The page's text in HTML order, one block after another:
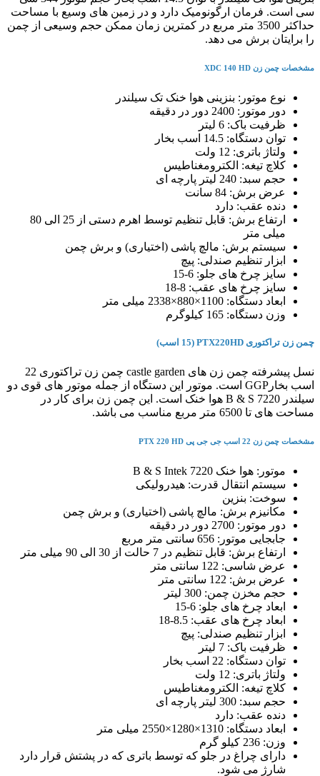
سی است. فرمان ارگونومیک دارد و در زمین های وسیع با مساحت
حداکثر 3500 متر مربع در کمترین زمان ممکن حجم وسیعی از چمن
را برایتان برش می دهد.
مشخصات چمن زن XDC 140 HD
نوع موتور: بنزینی هوا خنک تک سیلندر
دور موتور: 2400 دور در دقیقه
ظرفیت باک: 6 لیتر
توان دستگاه: 14.5 اسب بخار
ولتاژ باتری: 12 ولت
کلاچ تیغه: الکترومغناطیس
حجم سبد: 240 لیتر پارچه ای
عرض برش: 84 سانت
دنده عقب: دارد
ارتفاع برش: قابل تنظیم توسط اهرم دستی از 25 الی 80
میلی متر
سیستم برش: مالچ پاشی (اختیاری) و برش چمن
ابزار تنظیم صندلی: پیچ
سایز چرخ های جلو: 6-15
سایز چرخ های عقب: 8-18
ابعاد دستگاه: 1100×880×2338 میلی متر
وزن دستگاه: 165 کیلوگرم
چمن زن تراکتوری PTX220HD (15 اسب)
نسل پیشرفته چمن زن های castle garden چمن زن تراکتوری 22
اسب بخارGGP است. موتور این دستگاه از جمله موتور های قوی دو
سیلندر B & S 7220 هوا خنک است. این چمن زن برای کار در
مساحت های تا 6500 متر مربع مناسب می باشد.
مشخصات چمن زن 22 اسب جی جی پی PTX 220 HD
موتور: هوا خنک B & S Intek 7220
سیستم انتقال قدرت: هیدرولیکی
سوخت: بنزین
مکانیزم برش: مالچ پاشی (اختیاری) و برش چمن
دور موتور: 2700 دور در دقیقه
جابجایی موتور: 656 سانتی متر مربع
ارتفاع برش: قابل تنظیم در 7 حالت از 30 الی 90 میلی متر
عرض شاسی: 122 سانتی متر
عرض برش: 122 سانتی متر
حجم مخزن چمن: 300 لیتر
ابعاد چرخ های جلو: 6-15
ابعاد چرخ های عقب: 8.5-18
ابزار تنظیم صندلی: پیچ
ظرفیت باک: 7 لیتر
توان دستگاه: 22 اسب بخار
ولتاژ باتری: 12 ولت
کلاچ تیغه: الکترومغناطیس
حجم سبد: 300 لیتر پارچه ای
دنده عقب: دارد
ابعاد دستگاه: 1310×1280×2550 میلی متر
وزن: 236 کیلو گرم
دارای چراغ در جلو که توسط باتری که در پشتش قرار دارد
شارژ می شود.